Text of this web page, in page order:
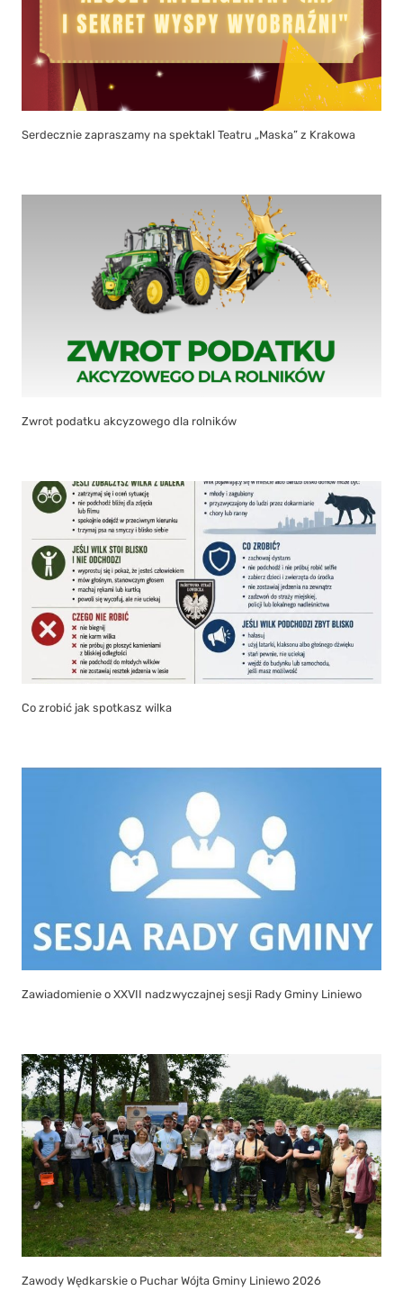
Serdecznie zapraszamy na spektakl Teatru „Maska” z Krakowa
Zwrot podatku akcyzowego dla rolników
Co zrobić jak spotkasz wilka
Zawiadomienie o XXVII nadzwyczajnej sesji Rady Gminy Liniewo
Zawody Wędkarskie o Puchar Wójta Gminy Liniewo 2026